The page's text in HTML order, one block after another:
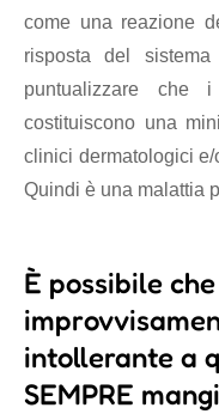
come una reazione
risposta del
puntualizzare che
costituiscono una
clinici dermatologici
Quindi è una malattia
È possibile
intollerante a
SEMPRE